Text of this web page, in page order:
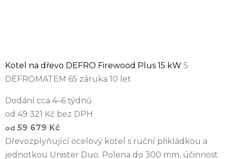
Kotel na dřevo DEFRO Firewood Plus 15 kW S
DEFROMATEM 65 záruka 10 let
Dodání cca 4–6 týdnů
od 49 321 Kč bez DPH
od 59 679 Kč
Dřevozplyňující ocelový kotel s ruční přikládkou a
jednotkou Unister Duo. Polena do 300 mm, účinnost